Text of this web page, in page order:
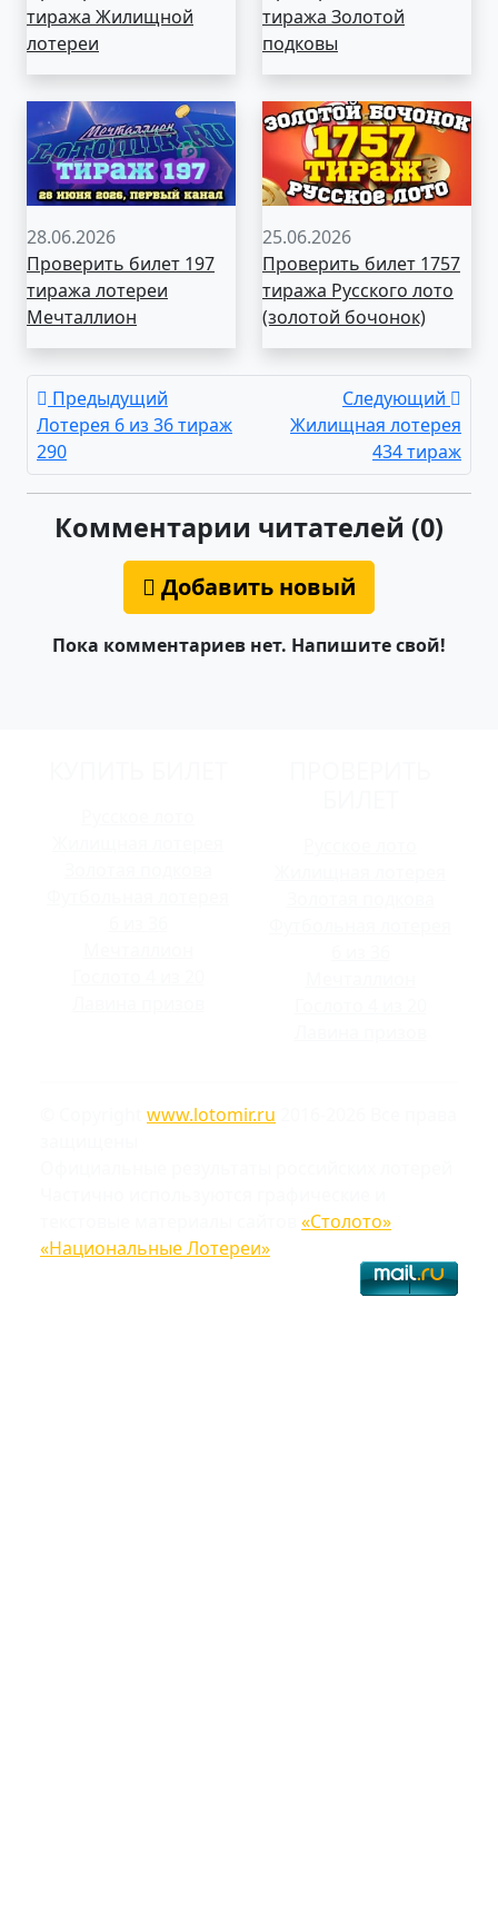
тиража Жилищной
лотереи
тиража Золотой
подковы
28.06.2026
Проверить билет 197
тиража лотереи
Мечталлион
25.06.2026
Проверить билет 1757
тиража Русского лото
(золотой бочонок)
Предыдущий
Лотерея 6 из 36 тираж
290
Следующий
Жилищная лотерея
434 тираж
Комментарии читателей (0)
Добавить новый
Пока комментариев нет. Напишите свой!
www.lotomir.ru
«Столото»
«Национальные Лотереи»